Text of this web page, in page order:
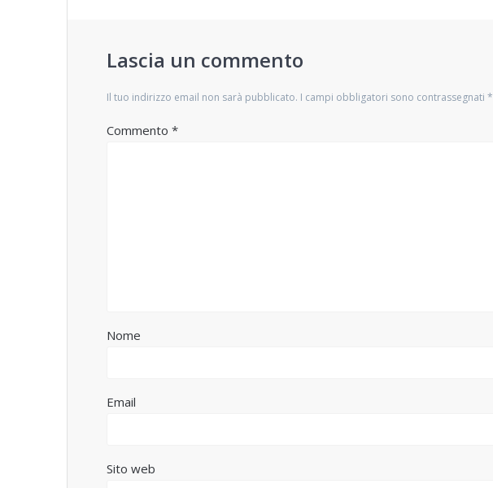
Lascia un commento
Il tuo indirizzo email non sarà pubblicato. I campi obbligatori sono contrassegnati*
Commento*
Nome
Email
Sito web